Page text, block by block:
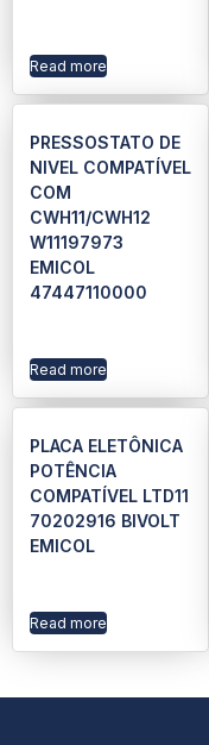
Read more
PRESSOSTATO DE
NIVEL COMPATÍVEL
COM
CWH11/CWH12
W11197973
EMICOL
47447110000
Read more
PLACA ELETÔNICA
POTÊNCIA
COMPATÍVEL LTD11
70202916 BIVOLT
EMICOL
Read more